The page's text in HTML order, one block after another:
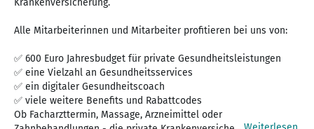
Krankenversicherung.
Alle Mitarbeiterinnen und Mitarbeiter profitieren bei uns von:
✅ 600 Euro Jahresbudget für private Gesundheitsleistungen
✅ eine Vielzahl an Gesundheitsservices
✅ ein digitaler Gesundheitscoach
✅ viele weitere Benefits und Rabattcodes
Ob Facharzttermin, Massage, Arzneimittel oder